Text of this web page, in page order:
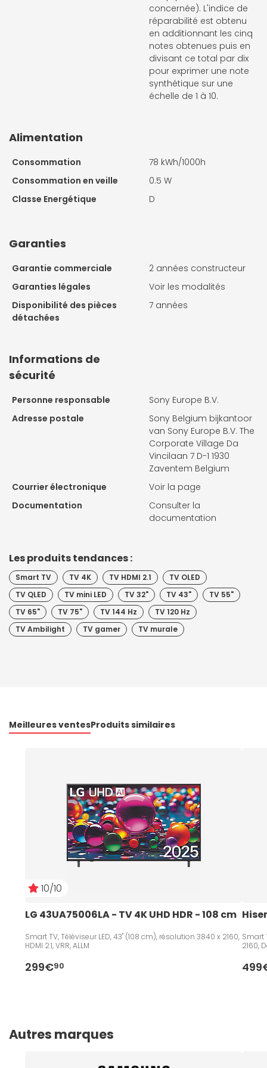
concernée). L'indice de
réparabilité est obtenu
en additionnant les cinq
notes obtenues puis en
divisant ce total par dix
pour exprimer une note
synthétique sur une
échelle de 1 à 10.
Alimentation
Consommation
78 kWh/1000h
Consommation en veille
0.5 W
Classe Energétique
D
Garanties
Garantie commerciale
2 années constructeur
Garanties légales
Voir les modalités
Disponibilité des pièces
détachées
7 années
Informations de
sécurité
Personne responsable
Sony Europe B.V.
Adresse postale
Sony Belgium bijkantoor
van Sony Europe B.V. The
Corporate Village Da
Vincilaan 7 D-1 1930
Zaventem Belgium
Courrier électronique
Voir la page
Documentation
Consulter la
documentation
Les produits tendances :
Smart TV TV 4K TV HDMI 2.1
TV OLED
TV QLED
TV mini LED TV 32" TV 43"
TV 55"
TV 65"
TV 75" TV 144 Hz
TV 120 Hz
TV Ambilight
TV gamer TV murale
Meilleures ventesProduits similaires
10/10
LG 43UA75006LA - TV 4K UHD HDR - 108 cm
Smart TV, Téléviseur LED, 43" (108 cm), résolution 3840 x 2160,
HDMI 2.1, VRR, ALLM
299€90
Smart
2160,
Autres marques